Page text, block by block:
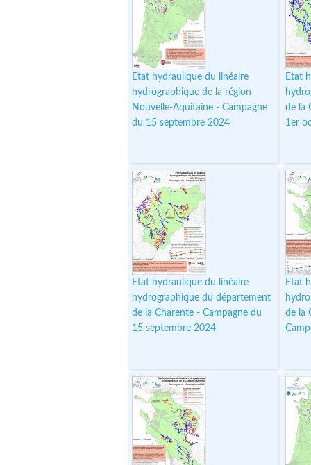
Etat hydraulique du linéaire
hydrographique de la région
Nouvelle-Aquitaine - Campagne
du 15 septembre 2024
Etat
de la
1er
Etat hydraulique du linéaire
hydrographique du département
de la Charente - Campagne du
15 septembre 2024
Etat
de la